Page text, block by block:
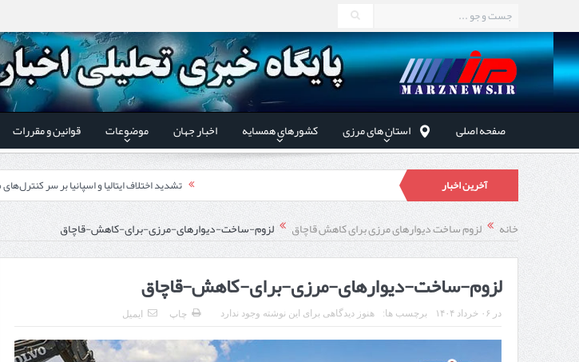
صفحه اصلی استان های مرزی کشورهای همسایه اخبار جهان موضوعات قوانین و مقررات
آخرین اخبار تشدید اختلاف ایتالیا و اسپانیا بر سر
در دیدار استاندار اردبیل و رئیس گمرک مرزی جمهوری آذربایجان
توسعه همکاری گمرک‌های مرزی ایران و جمهوری آذربایجان ضرورت
طرز تهیه خورش
استاندار اردبیل در دیدار دبیر شورای‌عالی مناطق آزاد و ویژه اقتصادی:
خانه لزوم ساخت دیوارهای مرزی برای کاهش قاچاق لزوم-ساخت-دیوارهای-مرزی-برای-کاهش-قاچاق
لزوم-ساخت-دیوارهای-مرزی-برای-کاهش-قاچاق
در ۰۶ خرداد ۱۴۰۴ برچسب ها: هنوز دیدگاهی برای این نوشته وجود ندارد چاپ ایمیل